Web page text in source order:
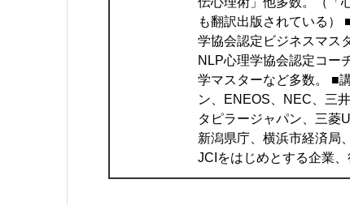
も翻訳出版されている）
学協会認定ビジネスマス
NLP心理学協会認定コー
学マスターなど多数。 ■
ン、ENEOS、NEC、三
タピラージャパン、三菱
新潟県庁、横浜市経済局
JCIをはじめとする企業